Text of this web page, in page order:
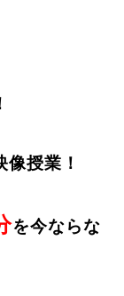
授業！
を今ならな